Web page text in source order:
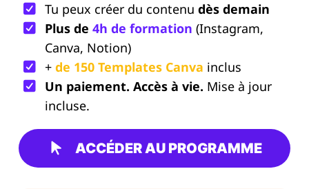
Tu peux créer du contenu dès demain
Plus de 4h de formation (Instagram,
Canva, Notion)
+ de 150 Templates Canva inclus
Un paiement. Accès à vie. Mise à jour
incluse.
ACCÉDER AU PROGRAMME